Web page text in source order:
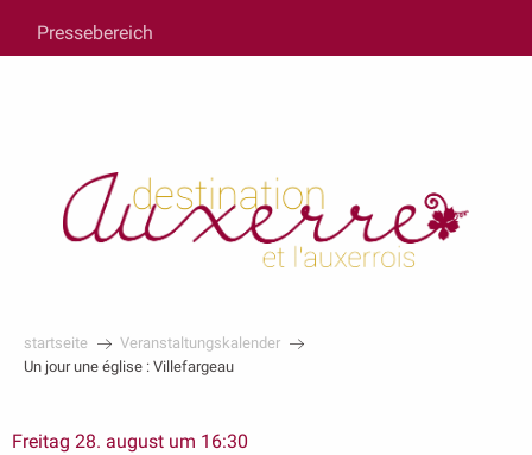
contenu
principal
Pressebereich
startseite
Veranstaltungskalender
Un jour une église : Villefargeau
Freitag 28. august um 16:30